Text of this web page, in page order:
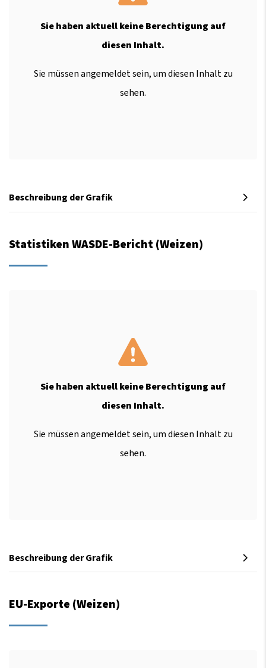
Sie haben aktuell keine Berechtigung auf
diesen Inhalt.
Sie müssen angemeldet sein, um diesen Inhalt zu
sehen.
Beschreibung der Grafik
Statistiken WASDE-Bericht (Weizen)
Sie haben aktuell keine Berechtigung auf
diesen Inhalt.
Sie müssen angemeldet sein, um diesen Inhalt zu
sehen.
Beschreibung der Grafik
EU-Exporte (Weizen)